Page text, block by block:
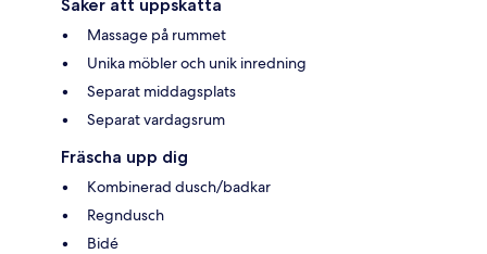
Saker att uppskatta
Massage på rummet
Unika möbler och unik inredning
Separat middagsplats
Separat vardagsrum
Fräscha upp dig
Kombinerad dusch/badkar
Regndusch
Bidé